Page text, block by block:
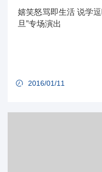
嬉笑怒骂即生活 说学
旦”专场演出
2016/01/11